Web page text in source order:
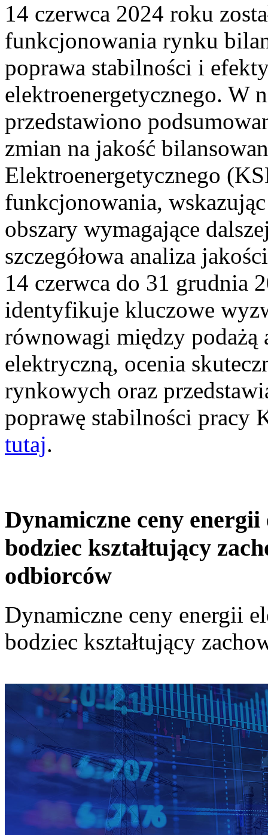
14 czerwca 2024 roku
funkcjonowania rynku
poprawa stabilności i
elektroenergetycznego. W
przedstawiono
zmian na jakość
Elektroenergetycznego
funkcjonowania,
obszary wymagające
szczegółowa analiza
14 czerwca do 31 grudnia
identyfikuje kluczowe
równowagi między podażą
elektryczną, ocenia
rynkowych oraz
poprawę stabilności pracy
tutaj.
Dynamiczne ceny
bodziec kształtujący
odbiorców
Dynamiczne ceny energii
bodziec kształtujący